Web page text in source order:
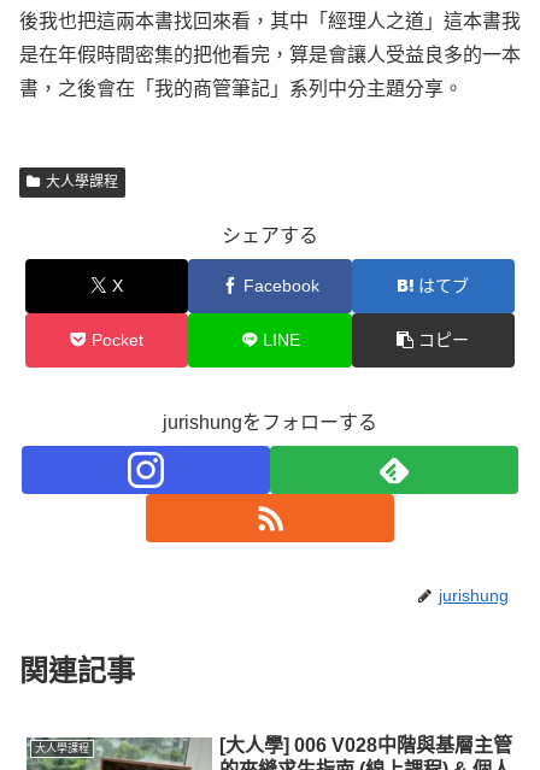
後我也把這兩本書找回來看，其中「經理人之道」這本書我
是在年假時間密集的把他看完，算是會讓人受益良多的一本
書，之後會在「我的商管筆記」系列中分主題分享。
大人學課程
シェアする
X Facebook はてブ
Pocket LINE コピー
jurishungをフォローする
jurishung
関連記事
大人學課程
[大人學] 006 V028中階與基層主管